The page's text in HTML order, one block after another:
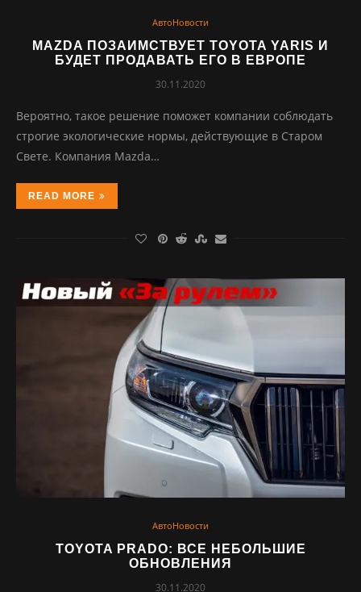
АвтоНовости
MAZDA ПОЗАИМСТВУЕТ TOYOTA YARIS И
БУДЕТ ПРОДАВАТЬ ЕГО В ЕВРОПЕ
30.11.2020
Вероятно, такое решение поможет компании соблюдать
строгие экологические нормы, действующие в Старом
Свете. Компания Mazda…
READ MORE
АвтоНовости
TOYOTA PRADO: ВСЕ НЕБОЛЬШИЕ
ОБНОВЛЕНИЯ
30.11.2020